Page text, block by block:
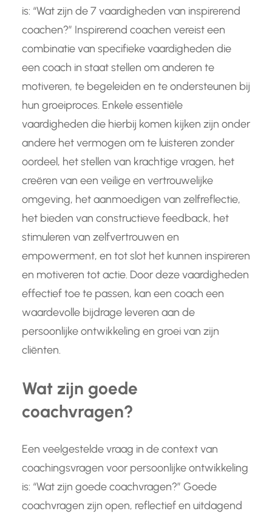
is: “Wat zijn de 7 vaardigheden van inspirerend
coachen?” Inspirerend coachen vereist een
combinatie van specifieke vaardigheden die
een coach in staat stellen om anderen te
motiveren, te begeleiden en te ondersteunen bij
hun groeiproces. Enkele essentiële
vaardigheden die hierbij komen kijken zijn onder
andere het vermogen om te luisteren zonder
oordeel, het stellen van krachtige vragen, het
creëren van een veilige en vertrouwelijke
omgeving, het aanmoedigen van zelfreflectie,
het bieden van constructieve feedback, het
stimuleren van zelfvertrouwen en
empowerment, en tot slot het kunnen inspireren
en motiveren tot actie. Door deze vaardigheden
effectief toe te passen, kan een coach een
waardevolle bijdrage leveren aan de
persoonlijke ontwikkeling en groei van zijn
cliënten.
Wat zijn goede
coachvragen?
Een veelgestelde vraag in de context van
coachingsvragen voor persoonlijke ontwikkeling
is: “Wat zijn goede coachvragen?” Goede
coachvragen zijn open, reflectief en uitdagend